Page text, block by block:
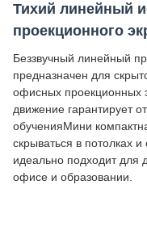
Тихий линейный
проекционного
Беззвучный линейный
предназначен для
офисных проекционных
движение гарантирует
обученияМини
скрываться в потолках
идеально подходит для
офисе и образовании.